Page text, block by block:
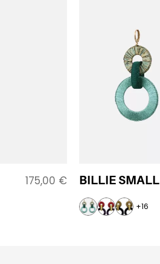
175,00 € BILLIE SMALL
+16